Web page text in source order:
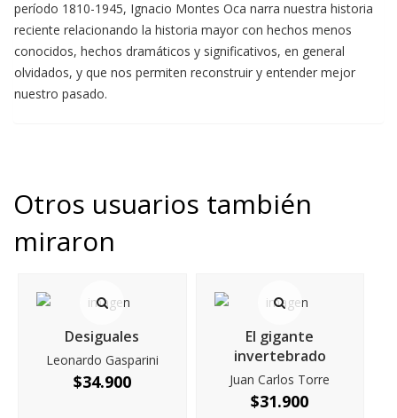
período 1810-1945, Ignacio Montes Oca narra nuestra historia
reciente relacionando la historia mayor con hechos menos
conocidos, hechos dramáticos y significativos, en general
olvidados, y que nos permiten reconstruir y entender mejor
nuestro pasado.
Otros usuarios también
miraron
Desiguales
Leonardo Gasparini
$34.900
El gigante
invertebrado
Juan Carlos Torre
$31.900